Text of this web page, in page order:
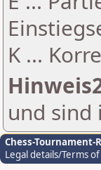
K ...
und sind
Chess-Tournament-
Legal details/Terms of